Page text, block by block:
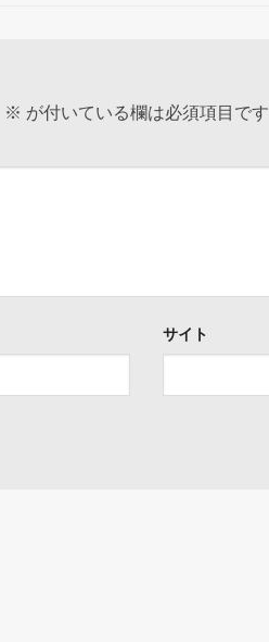
※ が付いている欄は必須項目です
サイト